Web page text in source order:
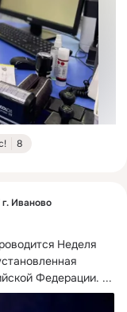
8
г. Иваново
Неделя
Федерации. ...